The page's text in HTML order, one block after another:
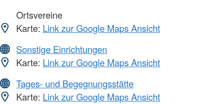
Ortsvereine
Karte: Link zur Google Maps Ansicht
Sonstige Einrichtungen
Karte: Link zur Google Maps Ansicht
Tages- und Begegnungsstätte
Karte: Link zur Google Maps Ansicht